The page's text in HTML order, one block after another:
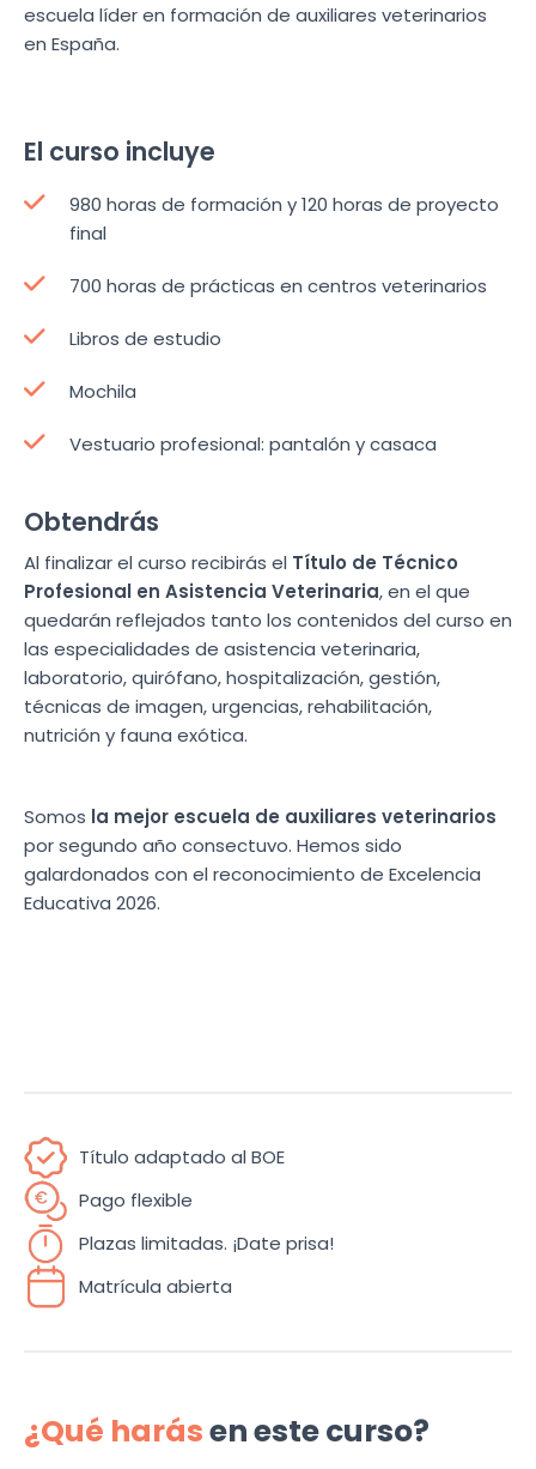
escuela líder en formación de auxiliares veterinarios
en España.
El curso incluye
980 horas de formación y 120 horas de proyecto
final
700 horas de prácticas en centros veterinarios
Libros de estudio
Mochila
Vestuario profesional: pantalón y casaca
Obtendrás
Al finalizar el curso recibirás el Título de Técnico
Profesional en Asistencia Veterinaria, en el que
quedarán reflejados tanto los contenidos del curso en
las especialidades de asistencia veterinaria,
laboratorio, quirófano, hospitalización, gestión,
técnicas de imagen, urgencias, rehabilitación,
nutrición y fauna exótica.
Somos la mejor escuela de auxiliares veterinarios
por segundo año consectuvo. Hemos sido
galardonados con el reconocimiento de Excelencia
Educativa 2026.
Título adaptado al BOE
Pago flexible
Plazas limitadas. ¡Date prisa!
Matrícula abierta
¿Qué harásen este curso?